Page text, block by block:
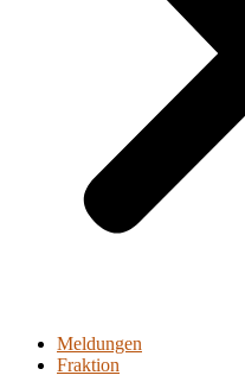
Meldungen
Fraktion